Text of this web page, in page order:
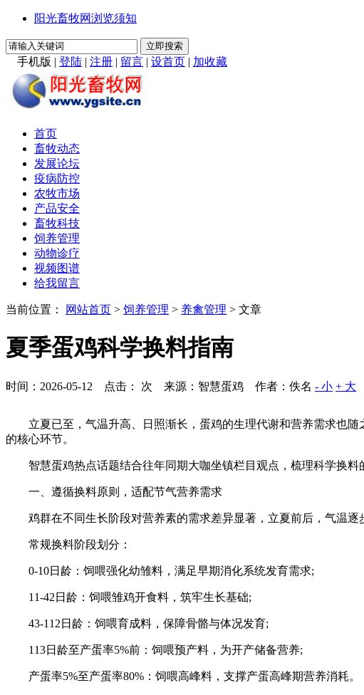
阳光畜牧网浏览须知
手机版 | 登陆 | 注册 | 留言 | 设首页 | 加收藏
首页
畜牧动态
发展论坛
疫病防控
农牧市场
产品安全
畜牧科技
饲养管理
动物诊疗
视频图谱
给我留言
当前位置： 网站首页 > 饲养管理 > 养禽管理 > 文章
夏季蛋鸡科学换料指南
时间：2026-05-12 点击： 次 来源：智慧蛋鸡 作者：佚名 - 小 + 大
立夏已至，气温升高、日照渐长，蛋鸡的生理代谢和营养需求也
的核心环节。
智慧蛋鸡热点话题结合往年同期大咖坐镇栏目观点，梳理科学换料
一、遵循换料原则，适配节气营养需求
鸡群在不同生长阶段对营养素的需求差异显著，立夏前后，气温
常规换料阶段划分：
0-10日龄：饲喂强化幼雏料，满足早期消化系统发育需求;
11-42日龄：饲喂雏鸡开食料，筑牢生长基础;
43-112日龄：饲喂育成料，保障骨骼与体况发育;
113日龄至产蛋率5%前：饲喂预产料，为开产储备营养;
产蛋率5%至产蛋率80%：饲喂高峰料，支撑产蛋高峰期营养消耗。